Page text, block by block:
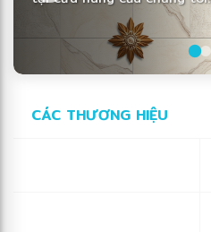
tại cửa hàng của chúng tôi!
CÁC THƯƠNG HIỆU